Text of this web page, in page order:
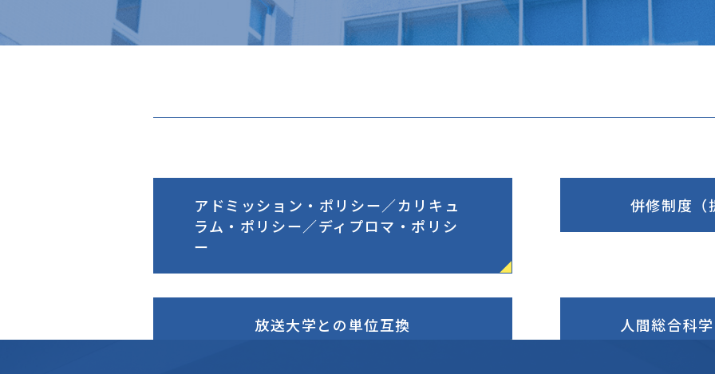
アドミッション・ポリシー／カリキュ
ラム・ポリシー／ディプロマ・ポリシ
ー
併修制度（
放送大学との単位互換 人間総合科